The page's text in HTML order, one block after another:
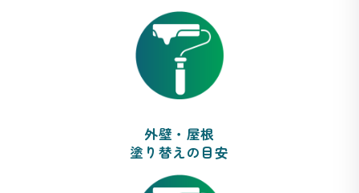
外壁・屋根
塗り替えの目安